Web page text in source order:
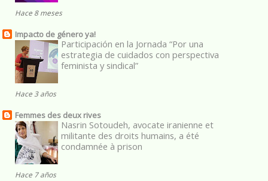
Hace 8 meses
Impacto de género ya!
Participación en la Jornada “Por una
estrategia de cuidados con perspectiva
feminista y sindical”
Hace 3 años
Femmes des deux rives
Nasrin Sotoudeh, avocate iranienne et
militante des droits humains, a été
condamnée à prison
Hace 7 años